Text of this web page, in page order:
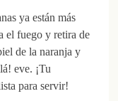
ya están más
el fuego y retira de
de la naranja y
eve. ¡Tu
para servir!